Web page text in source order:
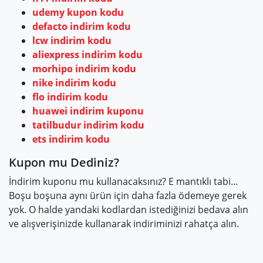
sisteminden öğrenebilir beğenmezseniz de kolayca iade
edebilirsiniz. Yine mobil uygulamasını akıllı telefonunuza Google
Play ya da App Store’dan indirerek buradan çok daha rahat bir
şekilde ürün takibi ve satın alma işlemlerinizi
gerçekleştirebilirsiniz.
Hediye almak istediğinizde de dijital çağda teknolojik ürünler çok
makbule geçiyor bilginiz olsun. MediaMarkt’ın karne günü,
Anneler günü, yılbaşı hediyesi, sevgiliye özel hediyeler, 11 Kasım
Bekarlar günü sayfalarını mutlaka bir inceleyin. Başka sitelerde de
özel günler için sayfalar var ama bekarlar günü sadece
MediaMarkt’a özel bir durum. Eminiz ki bu fikirler çok işinize
yarayacak şeyler bulacaksınız. Ne demişler: “Keyfine bak,
udemy kupon kodu
defacto indirim kodu
lcw indirim kodu
aliexpress indirim kodu
morhipo indirim kodu
nike indirim kodu
flo indirim kodu
huawei indirim kuponu
tatilbudur indirim kodu
ets indirim kodu
Kupon mu Dediniz?
İndirim kuponu mu kullanacaksınız? E mantıklı tabi...
Boşu boşuna aynı ürün için daha fazla ödemeye gerek
yok. O halde yandaki kodlardan istediğinizi bedava alın
ve alışverişinizde kullanarak indiriminizi rahatça alın.